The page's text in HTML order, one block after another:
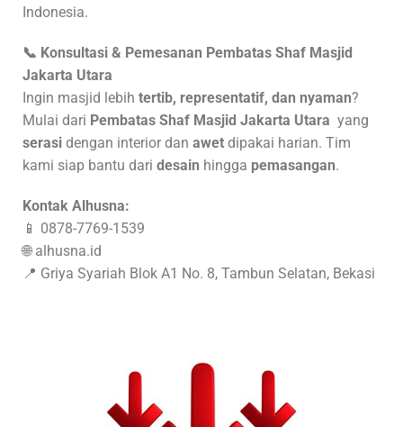
Indonesia.
📞 Konsultasi & Pemesanan Pembatas Shaf Masjid
Jakarta Utara
Ingin masjid lebih tertib, representatif, dan nyaman?
Mulai dari Pembatas Shaf Masjid Jakarta Utara yang
serasi dengan interior dan awet dipakai harian. Tim
kami siap bantu dari desain hingga pemasangan.
Kontak Alhusna:
📱 0878-7769-1539
🌐 alhusna.id
📍 Griya Syariah Blok A1 No. 8, Tambun Selatan, Bekasi